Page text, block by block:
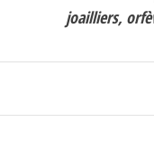
joailliers,